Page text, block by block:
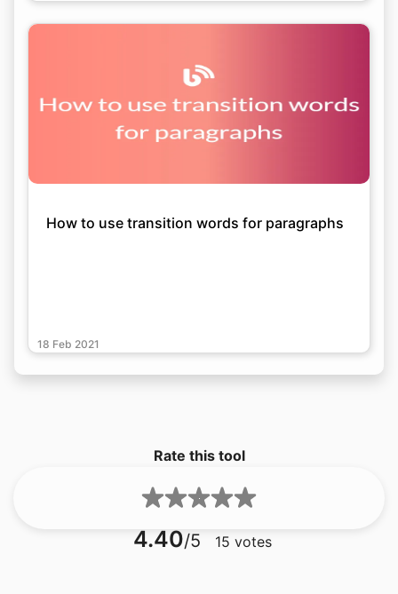
How to use transition words for paragraphs
18 Feb 2021
Rate this tool
4.40/5 15 votes